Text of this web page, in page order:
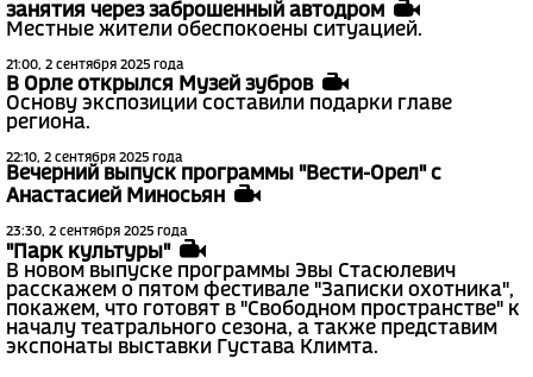
занятия через заброшенный автодром
Местные жители обеспокоены ситуацией.
21:00, 2 сентября 2025 года
В Орле открылся Музей зубров
Основу экспозиции составили подарки главе
региона.
22:10, 2 сентября 2025 года
Вечерний выпуск программы "Вести-Орел" с
Анастасией Миносьян
23:30, 2 сентября 2025 года
"Парк культуры"
В новом выпуске программы Эвы Стасюлевич
расскажем о пятом фестивале "Записки охотника",
покажем, что готовят в "Свободном пространстве" к
началу театрального сезона, а также представим
экспонаты выставки Густава Климта.